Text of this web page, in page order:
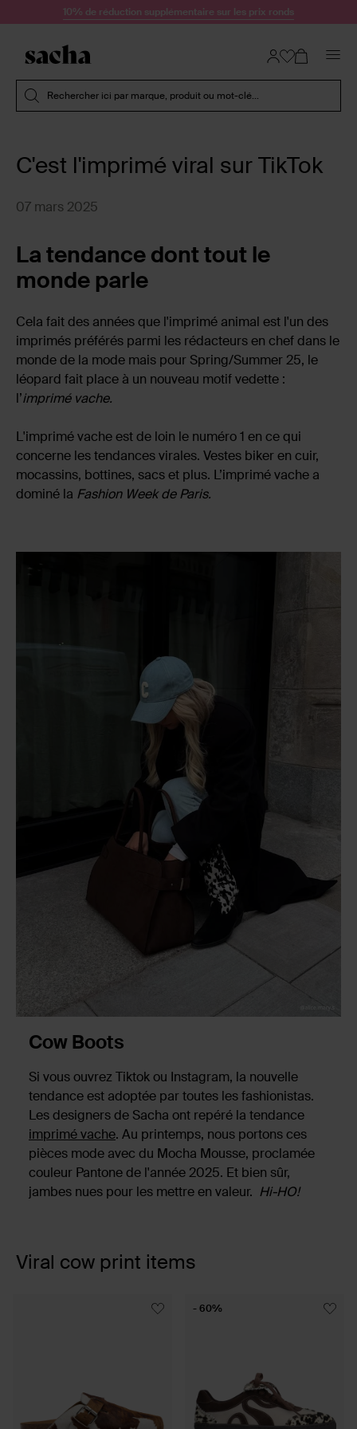
Passer au contenu10% de réduction supplémentaire sur les prix ronds
Rechercher ici par marque, produit ou mot-clé...
C'est l'imprimé viral sur TikTok
07 mars 2025
La tendance dont tout le
monde parle
Cela fait des années que l'imprimé animal est l'un des
imprimés préférés parmi les rédacteurs en chef dans le
monde de la mode mais pour Spring/Summer 25, le
léopard fait place à un nouveau motif vedette :
l’imprimé vache.
L'imprimé vache est de loin le numéro 1 en ce qui
concerne les tendances virales. Vestes biker en cuir,
mocassins, bottines, sacs et plus. L’imprimé vache a
dominé la Fashion Week de Paris.
Cow Boots
Si vous ouvrez Tiktok ou Instagram, la nouvelle
tendance est adoptée par toutes les fashionistas.
Les designers de Sacha ont repéré la tendance
imprimé vache. Au printemps, nous portons ces
pièces mode avec du Mocha Mousse, proclamée
couleur Pantone de l'année 2025. Et bien sûr,
jambes nues pour les mettre en valeur. Hi-HO!
Viral cow print items
- 60%